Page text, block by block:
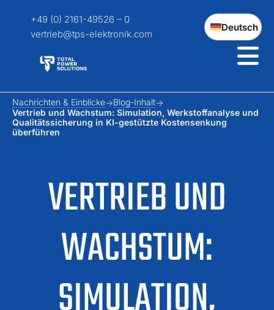
+49 (0) 2161-49526 – 0
vertrieb@tps-elektronik.com
Deutsch
VERTRIEB UND
WACHSTUM:
Nachrichten & Einblicke
Blog-Inhalt
Vertrieb und Wachstum: Simulation, Werkstoffanalyse und
Qualitätssicherung in KI-gestützte Kostensenkung
überführen